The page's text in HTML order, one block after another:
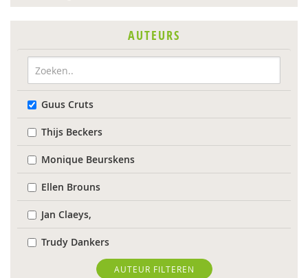
AUTEURS
Guus Cruts
Thijs Beckers
Monique Beurskens
Ellen Brouns
Jan Claeys,
Trudy Dankers
Evelien DemaerschalkAUTEUR FILTEREN